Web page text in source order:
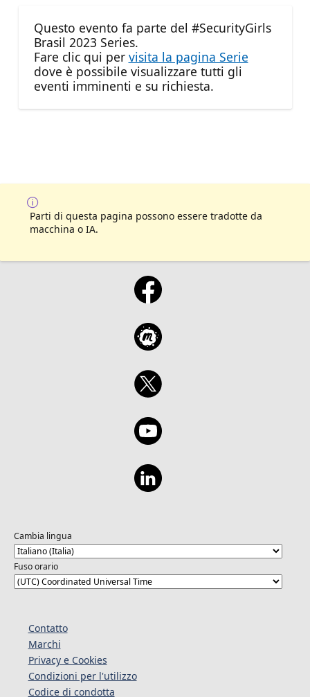
Questo evento fa parte del #SecurityGirls
Brasil 2023 Series.
Fare clic qui per visita la pagina Serie
dove è possibile visualizzare tutti gli
eventi imminenti e su richiesta.
Parti di questa pagina possono essere tradotte da
macchina o IA.
Cambia lingua
Fuso orario
Contatto
Marchi
Privacy e Cookies
Condizioni per l'utilizzo
Codice di condotta